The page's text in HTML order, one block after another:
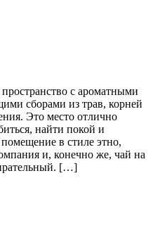
с ароматными
сборами из трав, корней
Это место отлично
найти покой и
в стиле этно,
и, конечно же, чай на
[…]